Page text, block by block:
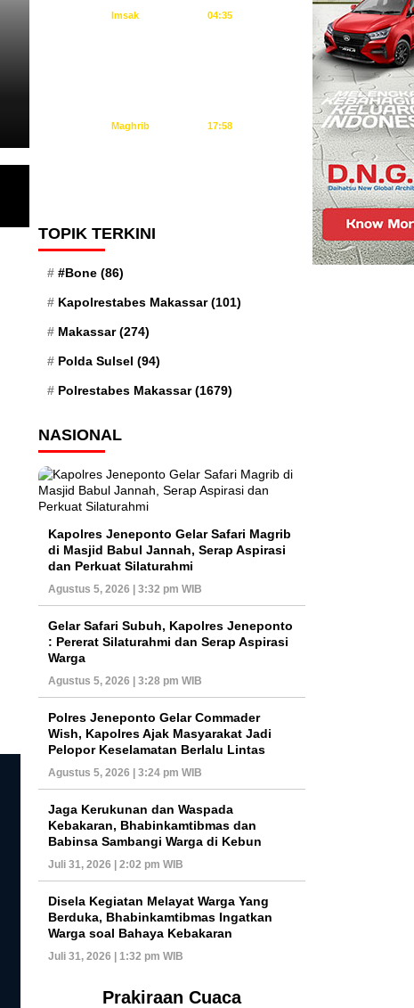
Gelar Safari Subuh,
Silaturahmi dan Serap
Gelar Safari Subuh, Kapolres Jeneponto :
Imsak 04:35
Maghrib 17:58
TOPIK TERKINI
#Bone (86)
Kapolrestabes Makassar(101)
Makassar(274)
Polda Sulsel (94)
Polrestabes Makassar(1679)
NASIONAL
Kapolres Jeneponto Gelar Safari Magrib
di Masjid Babul Jannah, Serap Aspirasi
dan Perkuat Silaturahmi
Agustus 5, 2026 | 3:32 pm WIB
Gelar Safari Subuh, Kapolres Jeneponto
: Pererat Silaturahmi dan Serap Aspirasi
Warga
Agustus 5, 2026 | 3:28 pm WIB
Polres Jeneponto Gelar Commader
Wish, Kapolres Ajak Masyarakat Jadi
Pelopor Keselamatan Berlalu Lintas
Agustus 5, 2026 | 3:24 pm WIB
Jaga Kerukunan dan Waspada
Kebakaran, Bhabinkamtibmas dan
Babinsa Sambangi Warga di Kebun
Juli 31, 2026 | 2:02 pm WIB
Disela Kegiatan Melayat Warga Yang
Berduka, Bhabinkamtibmas Ingatkan
Warga soal Bahaya Kebakaran
Juli 31, 2026 | 1:32 pm WIB
Prakiraan Cuaca